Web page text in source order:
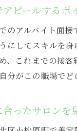
ピールするポ
のアルバイト面
にしてスキルを
、これまでの接
分がこの職場で
合ったサロンを